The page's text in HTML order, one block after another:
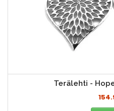
Terälehti -